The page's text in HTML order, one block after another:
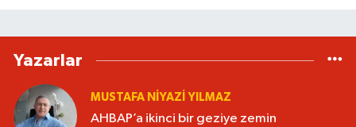
Yazarlar
MUSTAFA NIYAZI YILMAZ
AHBAP’a ikinci bir geziye zemin